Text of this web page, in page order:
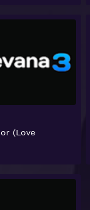
(Love